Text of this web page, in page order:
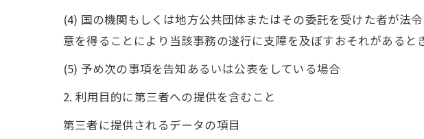
(4) 国の機関もしくは地方公共団体またはその委託を受けた者が法
意を得ることにより当該事務の遂行に支障を及ぼすおそれがあると
(5) 予め次の事項を告知あるいは公表をしている場合
2. 利用目的に第三者への提供を含むこと
第三者に提供されるデータの項目